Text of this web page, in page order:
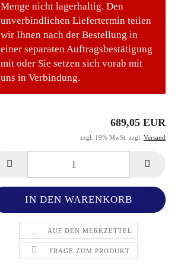
Menge nicht lagerhaltig. Den
unverbindlichen Liefertermin teilen
wir Ihnen nach der Bestellung in
einer separaten Auftragsbestätigung
mit oder Sie setzen sich vorab mit
uns in Verbindung.
689,05 EUR
zzgl. 19% MwSt. zzgl. Versand
AUF DEN MERKZETTEL
FRAGE ZUM PRODUKT